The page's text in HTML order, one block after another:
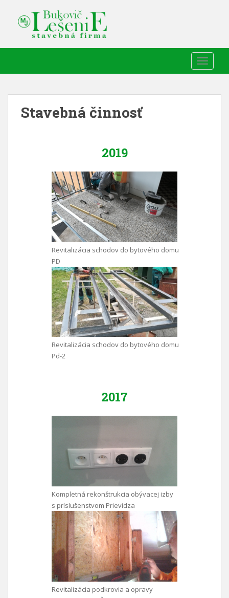
Stavebná činnosť
2019
Revitalizácia schodov do bytového domu
PD
Revitalizácia schodov do bytového domu
Pd-2
2017
Kompletná rekonštrukcia obývacej izby
s príslušenstvom Prievidza
Revitalizácia podkrovia a opravy